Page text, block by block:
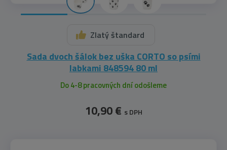
Zlatý štandard
Sada dvoch šálok bez uška CORTO so psími
labkami 848594 80 ml
Do 4-8 pracovných dní odošleme
10,90 € s DPH